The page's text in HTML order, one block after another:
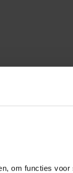
om functies